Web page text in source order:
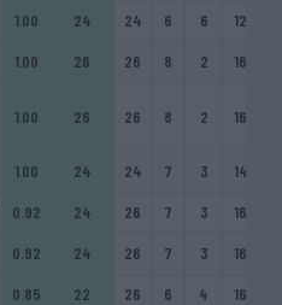
1.00 24 24 6 6 12
1.00 26 26 8 2 16
1.00 26 26 8 2 16
1.00 24 24 7 3 14
0.92 24 26 7 3 16
0.92 24 26 7 3 16
0.85 22 26 6 4 16